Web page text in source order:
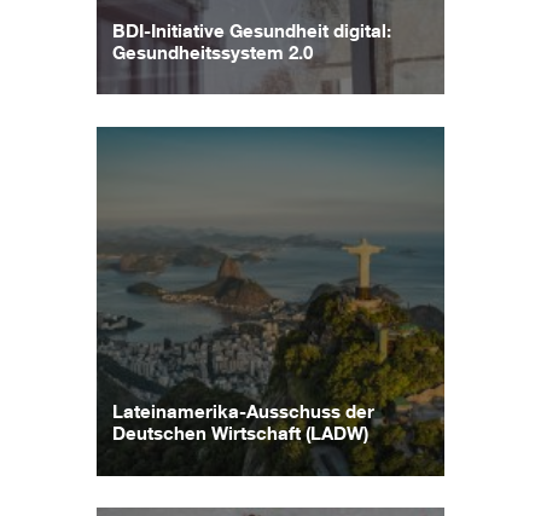
BDI-Initiative Gesundheit digital:
Gesundheitssystem 2.0
Lateinamerika-Ausschuss der
Deutschen Wirtschaft (LADW)